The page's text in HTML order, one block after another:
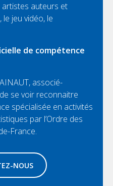
artistes auteurs et
jeu vidéo, le
de compétence
associé-
se voir reconnaitre
spécialisée en activités
par l’Ordre des
France.
NOUS